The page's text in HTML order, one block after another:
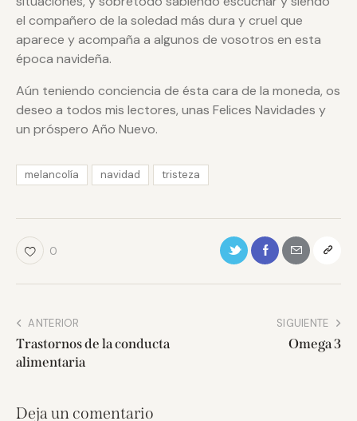
el compañero de la soledad más dura y cruel que
aparece y acompaña a algunos de vosotros en esta
época navideña.
Aún teniendo conciencia de ésta cara de la moneda, os
deseo a todos mis lectores, unas Felices Navidades y
un próspero Año Nuevo.
melancolía navidad tristeza
0
ANTERIOR
Trastornos de la conducta
alimentaria
SIGUIENTE
Omega 3
Deja un comentario